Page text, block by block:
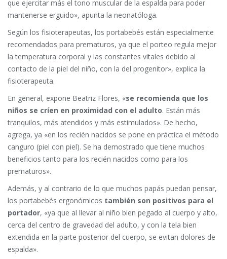
que ejercitar más el tono muscular de la espalda para poder
mantenerse erguido», apunta la neonatóloga.
Según los fisioterapeutas, los portabebés están especialmente
recomendados para prematuros, ya que el porteo regula mejor
la temperatura corporal y las constantes vitales debido al
contacto de la piel del niño, con la del progenitor», explica la
fisioterapeuta.
En general, expone Beatriz Flores, «se recomienda que los
niños se críen en proximidad con el adulto. Están más
tranquilos, más atendidos y más estimulados». De hecho,
agrega, ya «en los recién nacidos se pone en práctica el método
canguro (piel con piel). Se ha demostrado que tiene muchos
beneficios tanto para los recién nacidos como para los
prematuros».
Además, y al contrario de lo que muchos papás puedan pensar,
los portabebés ergonómicos también son positivos para el
portador, «ya que al llevar al niño bien pegado al cuerpo y alto,
cerca del centro de gravedad del adulto, y con la tela bien
extendida en la parte posterior del cuerpo, se evitan dolores de
espalda».